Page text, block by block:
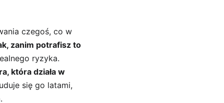
czegoś, co w
zanim potrafisz to
ryzyka.
która działa w
się go latami,